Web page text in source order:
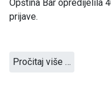
Opština Bar opredijelila
prijave.
Pročitaj više …